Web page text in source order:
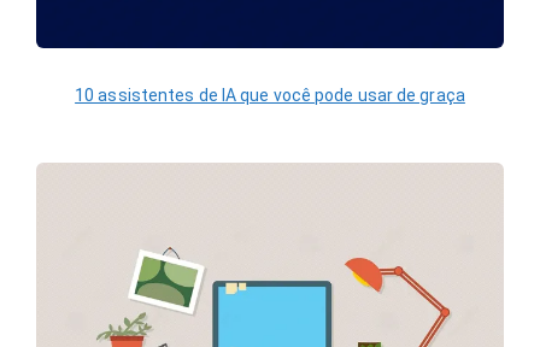
10 assistentes de IA que você pode usar de graça